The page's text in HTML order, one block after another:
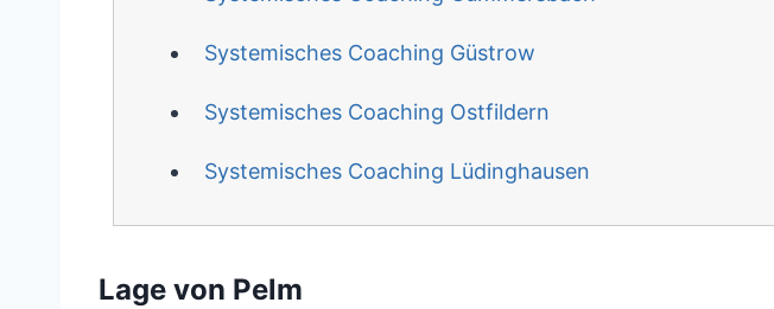
Systemisches Coaching Güstrow
Systemisches Coaching Ostfildern
Systemisches Coaching Lüdinghausen
Lage von Pelm